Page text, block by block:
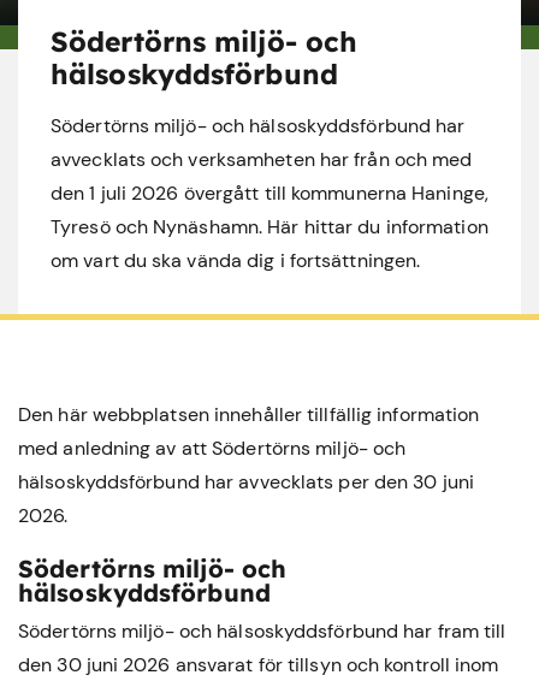
Södertörns miljö- och
hälsoskyddsförbund
Södertörns miljö- och hälsoskyddsförbund har
avvecklats och verksamheten har från och med
den 1 juli 2026 övergått till kommunerna Haninge,
Tyresö och Nynäshamn. Här hittar du information
om vart du ska vända dig i fortsättningen.
Den här webbplatsen innehåller tillfällig information
med anledning av att Södertörns miljö- och
hälsoskyddsförbund har avvecklats per den 30 juni
2026.
Södertörns miljö- och
hälsoskyddsförbund
Södertörns miljö- och hälsoskyddsförbund har fram till
den 30 juni 2026 ansvarat för tillsyn och kontroll inom